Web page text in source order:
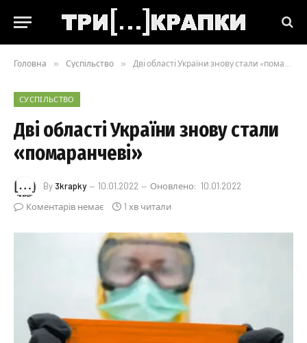
Головна » Суспільство » Дві області України знову стали «помаранчеві»
СУСПІЛЬСТВО
Дві області України знову стали
«помаранчеві»
By 3krapky 10.01.2022 Оновлено: 10.01.2022
Коментарів немає
1 хв читали